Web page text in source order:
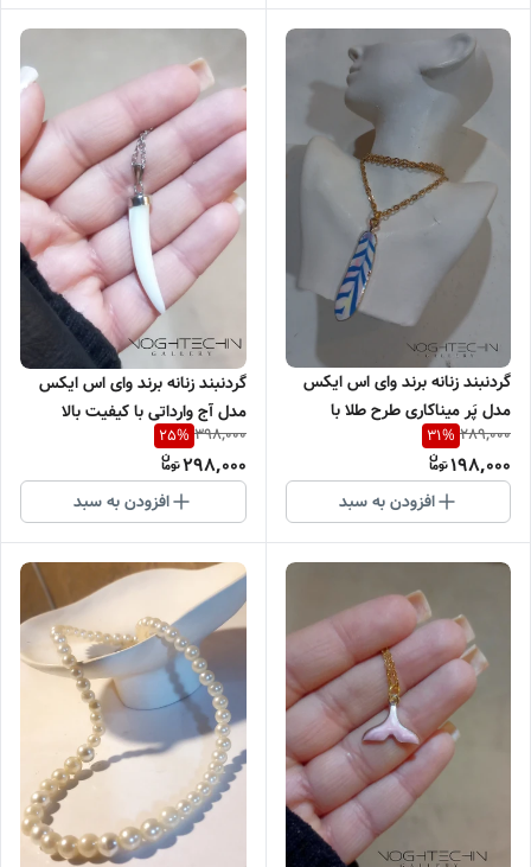
گردنبند زنانه برند وای اس ایکس
مدل پَر میناکاری طرح طلا با
کیفیت بالا
289,000
31%
198,000
افزودن به سبد
گردنبند زنانه برند وای اس ایکس
مدل آج وارداتی با کیفیت بالا
398,000
25%
298,000
افزودن به سبد